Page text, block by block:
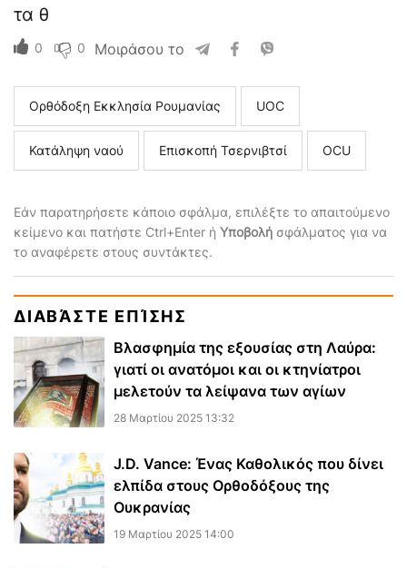
τα θ
0 0 Μοιράσου το
Ορθόδοξη Εκκλησία Ρουμανίας UOC
Κατάληψη ναού Επισκοπή Τσερνιβτσί ΟCU
Εάν παρατηρήσετε κάποιο σφάλμα, επιλέξτε το απαιτούμενο
κείμενο και πατήστε Ctrl+Enter ή Υποβολή σφάλματος για να
το αναφέρετε στους συντάκτες.
ΔΙΑΒΆΣΤΕ ΕΠΊΣΗΣ
Βλασφημία της εξουσίας στη Λαύρα:
γιατί οι ανατόμοι και οι κτηνίατροι
μελετούν τα λείψανα των αγίων
28 Μαρτίου 2025 13:32
J.D. Vance: Ένας Καθολικός που δίνει
ελπίδα στους Ορθοδόξους της
Ουκρανίας
19 Μαρτίου 2025 14:00